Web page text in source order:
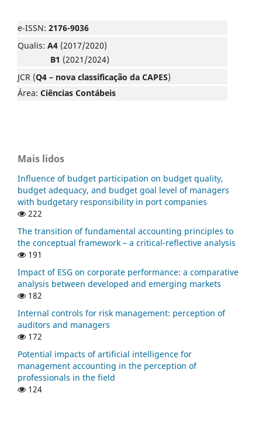
e-ISSN: 2176-9036
Qualis: A4 (2017/2020)
B1 (2021/2024)
JCR (Q4 – nova classificação da CAPES)
Área: Ciências Contábeis
Mais lidos
Influence of budget participation on budget quality,
budget adequacy, and budget goal level of managers
with budgetary responsibility in port companies
222
The transition of fundamental accounting principles to
the conceptual framework – a critical-reflective analysis
191
Impact of ESG on corporate performance: a comparative
analysis between developed and emerging markets
182
Internal controls for risk management: perception of
auditors and managers
172
Potential impacts of artificial intelligence for
management accounting in the perception of
professionals in the field
124